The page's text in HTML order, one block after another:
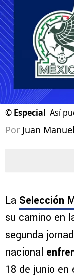
© Especial Así
Por Juan
La Selección
su camino en
segunda
nacional
18 de junio en